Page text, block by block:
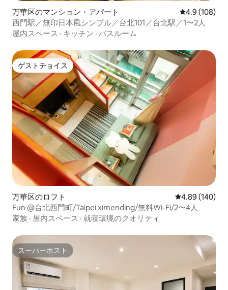
万華区のマンション・アパート レビュー108
4.9 (108)
西門駅／無印日本風シンプル／台北101／台北駅／1〜2人
屋内スペース · キッチン · バスルーム
ゲストチョイス
ゲストチョイス
万華区のロフト レビュー140
4.89 (140)
Fun @台北西門町/Taipei ximending/無料Wi-Fi/2〜4人
家族 · 屋内スペース · 就寝環境のクオリティ
スーパーホスト
スーパーホスト